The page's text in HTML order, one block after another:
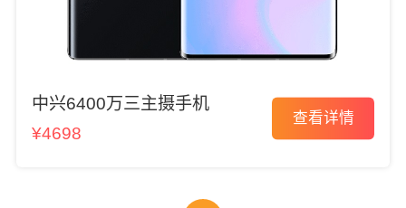
中兴6400万三主摄手机
¥4698
查看详情